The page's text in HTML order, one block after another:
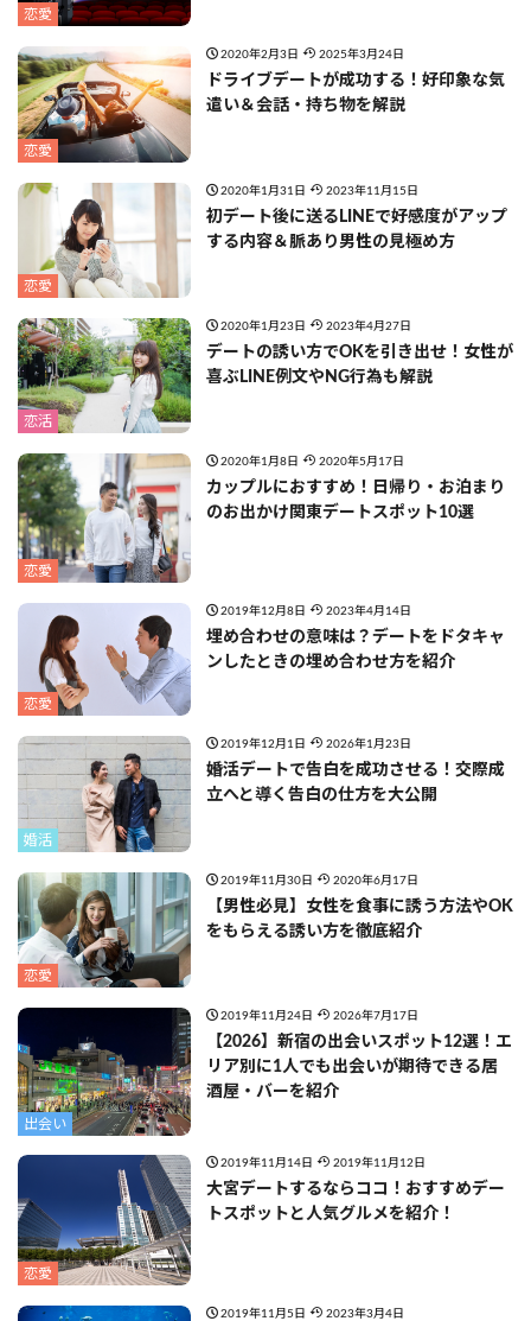
恋愛
恋愛
2020年2月3日 2025年3月24日
ドライブデートが成功する！好印象な気
遣い＆会話・持ち物を解説
恋愛
2020年1月31日 2023年11月15日
初デート後に送るLINEで好感度がアップ
する内容＆脈あり男性の見極め方
恋活
2020年1月23日 2023年4月27日
デートの誘い方でOKを引き出せ！女性が
喜ぶLINE例文やNG行為も解説
恋愛
2020年1月8日 2020年5月17日
カップルにおすすめ！日帰り・お泊まり
のお出かけ関東デートスポット10選
恋愛
2019年12月8日 2023年4月14日
埋め合わせの意味は？デートをドタキャ
ンしたときの埋め合わせ方を紹介
婚活
2019年12月1日 2026年1月23日
婚活デートで告白を成功させる！交際成
立へと導く告白の仕方を大公開
恋愛
2019年11月30日 2020年6月17日
【男性必見】女性を食事に誘う方法やOK
をもらえる誘い方を徹底紹介
出会い
2019年11月24日 2026年7月17日
【2026】新宿の出会いスポット12選！エ
リア別に1人でも出会いが期待できる居
酒屋・バーを紹介
恋愛
2019年11月14日 2019年11月12日
大宮デートするならココ！おすすめデー
トスポットと人気グルメを紹介！
2019年11月5日 2023年3月4日